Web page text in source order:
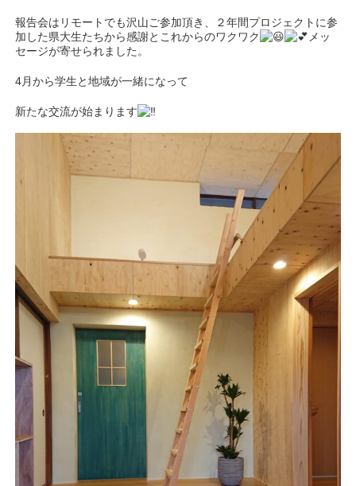
報告会はリモートでも沢山ご参加頂き、２年間プロジェクトに参
加した県大生たちから感謝とこれからのワクワク
メッ
セージが寄せられました。
4月から学生と地域が一緒になって
新たな交流が始まります